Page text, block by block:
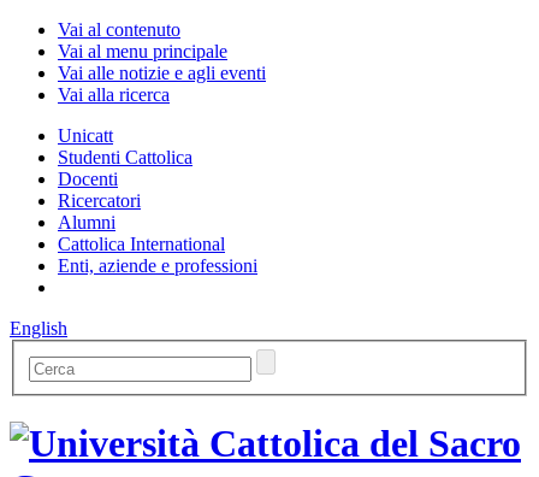
Vai al contenuto
Vai al menu principale
Vai alle notizie e agli eventi
Vai alla ricerca
Unicatt
Studenti Cattolica
Docenti
Ricercatori
Alumni
Cattolica International
Enti, aziende e professioni
English